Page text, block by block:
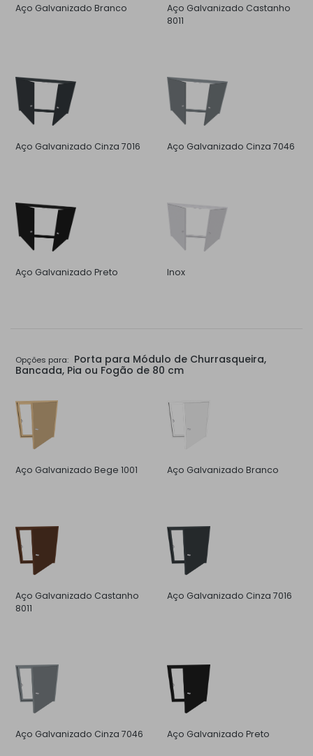
Aço Galvanizado Branco
Aço Galvanizado Castanho
8011
Aço Galvanizado Cinza 7016 Aço Galvanizado Cinza 7046
Aço Galvanizado Preto Inox
Opções para: Porta para Módulo de Churrasqueira,
Bancada, Pia ou Fogão de 80 cm
Aço Galvanizado Bege 1001 Aço Galvanizado Branco
Aço Galvanizado Castanho
8011
Aço Galvanizado Cinza 7016
Aço Galvanizado Cinza 7046 Aço Galvanizado Preto